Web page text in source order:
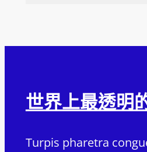
世界上最透明
Turpis pharetra